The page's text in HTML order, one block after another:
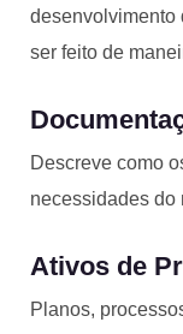
desenvolvimento
ser feito de
Descreve como
necessidades do
Ativos de
Planos,